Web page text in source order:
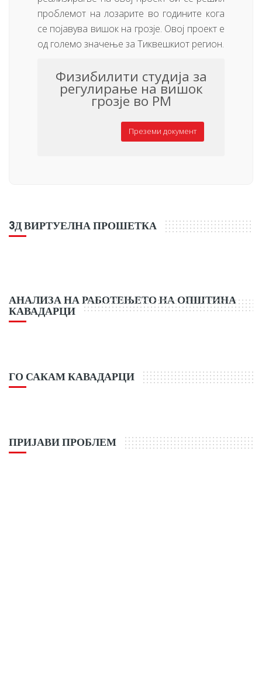
проблемот на лозарите во годините кога
се појавува вишок на грозје. Овој проект е
од големо значење за Тиквешкиот регион.
Физибилити студија за
регулирање на вишок
грозје во РМ
Преземи документ
3Д ВИРТУЕЛНА ПРОШЕТКА
АНАЛИЗА НА РАБОТЕЊЕТО НА ОПШТИНА
КАВАДАРЦИ
ГО САКАМ КАВАДАРЦИ
ПРИЈАВИ ПРОБЛЕМ